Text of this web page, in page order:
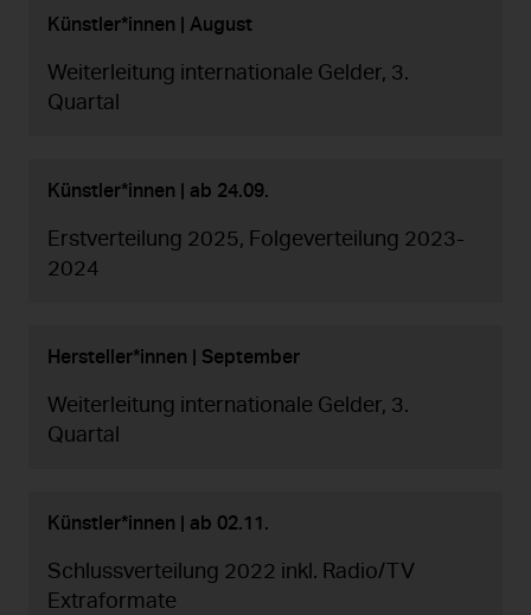
Künstler*innen | August
Weiterleitung internationale Gelder, 3.
Quartal
Künstler*innen | ab 24.09.
Erstverteilung 2025, Folgeverteilung 2023-
2024
Hersteller*innen | September
Weiterleitung internationale Gelder, 3.
Quartal
Künstler*innen | ab 02.11.
Schlussverteilung 2022 inkl. Radio/TV
Extraformate